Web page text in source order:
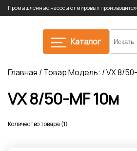
Промышленные насосы от мировых
Каталог
Главная / Товар Модель: / VX 8/50-
VX 8/50-MF 10м
Количество товара (1)